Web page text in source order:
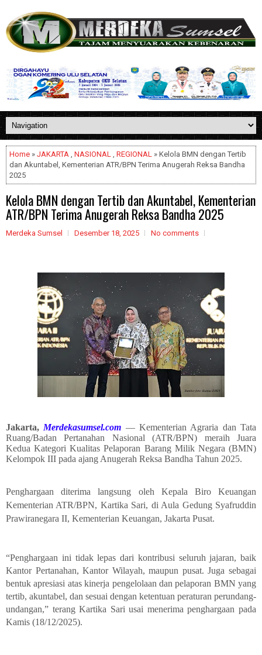
Home » JAKARTA , NASIONAL , REGIONAL » Kelola BMN dengan Tertib
dan Akuntabel, Kementerian ATR/BPN Terima Anugerah Reksa Bandha
2025
Kelola BMN dengan Tertib dan Akuntabel, Kementerian
ATR/BPN Terima Anugerah Reksa Bandha 2025
Merdeka Sumsel Desember 18, 2025 No comments
Jakarta, Merdekasumsel.com — Kementerian Agraria dan Tata
Ruang/Badan Pertanahan Nasional (ATR/BPN) meraih Juara
Kedua Kategori Kualitas Pelaporan Barang Milik Negara (BMN)
Kelompok III pada ajang Anugerah Reksa Bandha Tahun 2025.
Penghargaan diterima langsung oleh Kepala Biro Keuangan
Kementerian ATR/BPN, Kartika Sari, di Aula Gedung Syafruddin
Prawiranegara II, Kementerian Keuangan, Jakarta Pusat.
“Penghargaan ini tidak lepas dari kontribusi seluruh jajaran, baik
Kantor Pertanahan, Kantor Wilayah, maupun pusat. Juga sebagai
bentuk apresiasi atas kinerja pengelolaan dan pelaporan BMN yang
tertib, akuntabel, dan sesuai dengan ketentuan peraturan perundang-
undangan,” terang Kartika Sari usai menerima penghargaan pada
Kamis (18/12/2025).